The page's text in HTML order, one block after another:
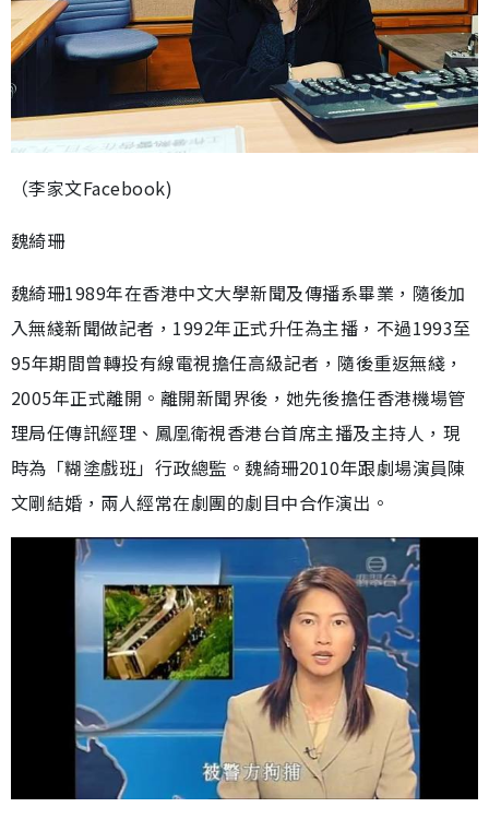
（李家文Facebook)
魏綺珊
魏綺珊1989年在香港中文大學新聞及傳播系畢業，隨後加
入無綫新聞做記者，1992年正式升任為主播，不過1993至
95年期間曾轉投有線電視擔任高級記者，隨後重返無綫，
2005年正式離開。離開新聞界後，她先後擔任香港機場管
理局任傳訊經理、鳳凰衛視香港台首席主播及主持人，現
時為「糊塗戲班」行政總監。魏綺珊2010年跟劇場演員陳
文剛結婚，兩人經常在劇團的劇目中合作演出。